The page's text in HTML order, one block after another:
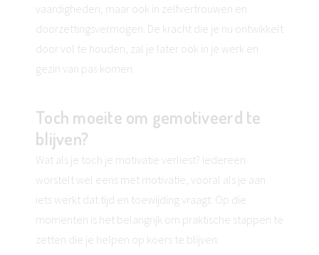
vaardigheden, maar ook in zelfvertrouwen en
doorzettingsvermogen. De kracht die je nu ontwikkelt
door vol te houden, zal je later ook in je werk en
gezin van pas komen.
Toch moeite om gemotiveerd te
blijven?
Wat als je toch je motivatie verliest? Iedereen
worstelt wel eens met motivatie, vooral als je aan
iets werkt dat tijd en toewijding vraagt. Op die
momenten is het belangrijk om praktische stappen te
zetten die je helpen op koers te blijven.